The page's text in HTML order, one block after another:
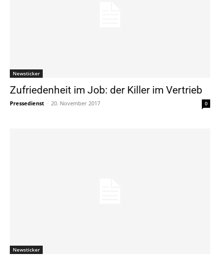
Newsticker
Zufriedenheit im Job: der Killer im Vertrieb
Pressedienst - 20. November 2017 0
Newsticker